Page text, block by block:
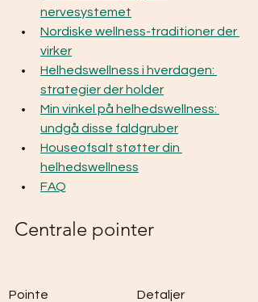
nervesystemet
Nordiske wellness-traditioner der
virker
Helhedswellness i hverdagen:
strategier der holder
Min vinkel på helhedswellness:
undgå disse faldgruber
Houseofsalt støtter din
helhedswellness
FAQ
Centrale pointer
Pointe Detaljer